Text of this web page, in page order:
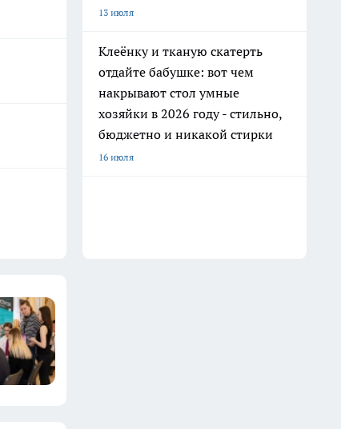
13 июля
Клеёнку и тканую скатерть
отдайте бабушке: вот чем
накрывают стол умные
хозяйки в 2026 году - стильно,
бюджетно и никакой стирки
16 июля